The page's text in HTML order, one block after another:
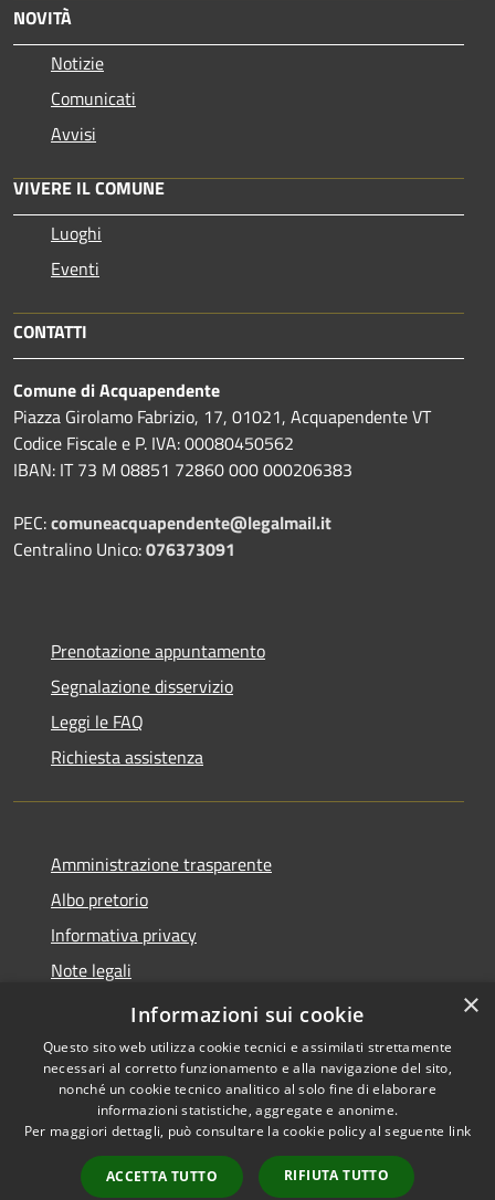
NOVITÀ
Notizie
Comunicati
Avvisi
VIVERE IL COMUNE
Luoghi
Eventi
CONTATTI
Comune di Acquapendente
Piazza Girolamo Fabrizio, 17, 01021, Acquapendente VT
Codice Fiscale e P. IVA: 00080450562
IBAN: IT 73 M 08851 72860 000 000206383
PEC:comuneacquapendente@legalmail.it
Centralino Unico:076373091
Prenotazione appuntamento
Segnalazione disservizio
Leggi le FAQ
Richiesta assistenza
Amministrazione trasparente
Albo pretorio
Informativa privacy
Note legali
Dichiarazione di accessibilità
Accessibilità
Copyright © 2026 • Comune di
Acquapendente • Powered by
Municipium•
Accesso
×
Informazioni sui cookie
Questo sito web utilizza cookie tecnici e assimilati strettamente
necessari al corretto funzionamento e alla navigazione del sito,
nonché un cookie tecnico analitico al solo fine di elaborare
informazioni statistiche, aggregate e anonime.
Per maggiori dettagli, può consultare la cookie policy al seguente link
ACCETTA TUTTO RIFIUTA TUTTO